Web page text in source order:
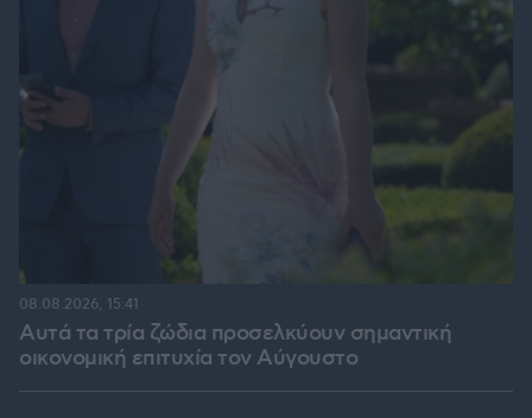
Αυτά τα τρία ζώδια προσελκύουν σημαντική
οικονομική επιτυχία τον Αύγουστο
08.08.2026, 15:41